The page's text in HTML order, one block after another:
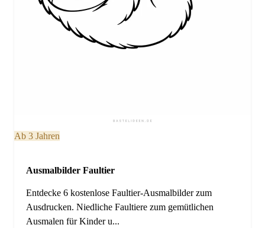
Ab 3 Jahren
Ausmalbilder Faultier
Entdecke 6 kostenlose Faultier-Ausmalbilder zum
Ausdrucken. Niedliche Faultiere zum gemütlichen
Ausmalen für Kinder u...